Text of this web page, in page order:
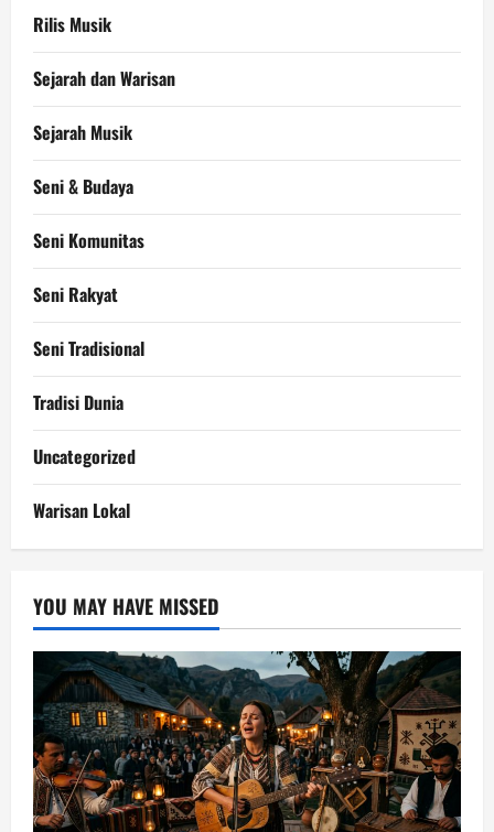
Rilis Musik
Sejarah dan Warisan
Sejarah Musik
Seni & Budaya
Seni Komunitas
Seni Rakyat
Seni Tradisional
Tradisi Dunia
Uncategorized
Warisan Lokal
YOU MAY HAVE MISSED